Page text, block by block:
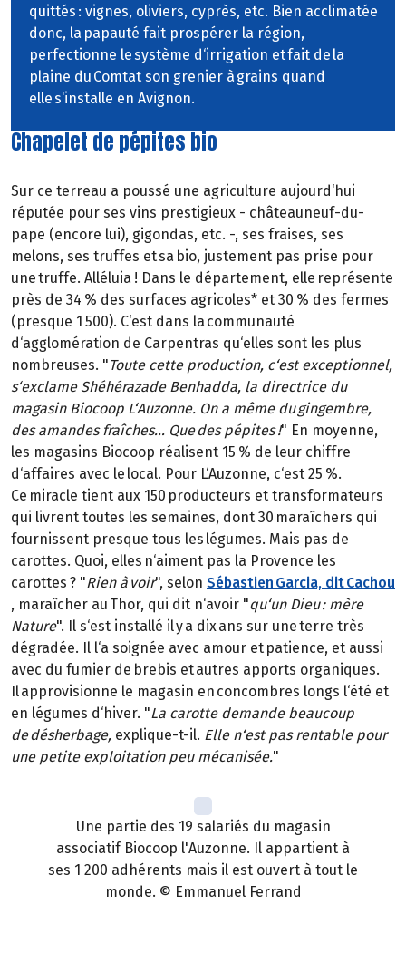
quittés : vignes, oliviers, cyprès, etc. Bien acclimatée
donc, la papauté fait prospérer la région,
perfectionne le système d‘irrigation et fait de la
plaine du Comtat son grenier à grains quand
elle s‘installe en Avignon.
Chapelet de pépites bio
Sur ce terreau a poussé une agriculture aujourd‘hui
réputée pour ses vins prestigieux - châteauneuf-du-
pape (encore lui), gigondas, etc. -, ses fraises, ses
melons, ses truffes et sa bio, justement pas prise pour
une truffe. Alléluia ! Dans le département, elle représente
près de 34 % des surfaces agricoles* et 30 % des fermes
(presque 1 500). C‘est dans la communauté
d‘agglomération de Carpentras qu‘elles sont les plus
nombreuses. "Toute cette production, c‘est exceptionnel,
s‘exclame Shéhérazade Benhadda, la directrice du
magasin Biocoop L‘Auzonne. On a même du gingembre,
des amandes fraîches… Que des pépites !" En moyenne,
les magasins Biocoop réalisent 15 % de leur chiffre
d‘affaires avec le local. Pour L‘Auzonne, c‘est 25 %.
Ce miracle tient aux 150 producteurs et transformateurs
qui livrent toutes les semaines, dont 30 maraîchers qui
fournissent presque tous les légumes. Mais pas de
carottes. Quoi, elles n‘aiment pas la Provence les
carottes ? "Rien à voir", selon Sébastien Garcia, dit Cachou
, maraîcher au Thor, qui dit n‘avoir "qu‘un Dieu : mère
Nature". Il s‘est installé il y a dix ans sur une terre très
dégradée. Il l‘a soignée avec amour et patience, et aussi
avec du fumier de brebis et autres apports organiques.
Il approvisionne le magasin en concombres longs l‘été et
en légumes d‘hiver. "La carotte demande beaucoup
de désherbage, explique-t-il. Elle n‘est pas rentable pour
une petite exploitation peu mécanisée."
Une partie des 19 salariés du magasin
associatif Biocoop l'Auzonne. Il appartient à
ses 1 200 adhérents mais il est ouvert à tout le
monde. © Emmanuel Ferrand